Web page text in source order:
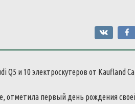
Q5 и 10 электроскутеров от Kaufland
, отметила первый день рождения